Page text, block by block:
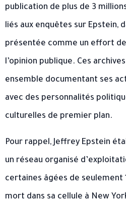
publication de plus de 3
liés aux enquêtes sur Epstein,
présentée comme un effort
l’opinion publique. Ces
ensemble documentant ses
avec des personnalités
culturelles de premier plan.
Pour rappel, Jeffrey Epstein
un réseau organisé
certaines âgées de seulement
mort dans sa cellule à New